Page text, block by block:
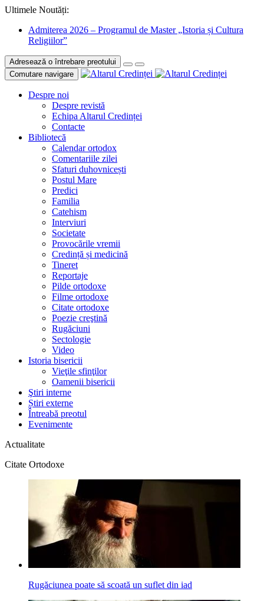
Ultimele Noutăți:
Admiterea 2026 – Programul de Master „Istoria și Cultura
Religiilor”
Adresează o întrebare preotului
Comutare navigare
Despre noi
Despre revistă
Echipa Altarul Credinței
Contacte
Bibliotecă
Calendar ortodox
Comentariile zilei
Sfaturi duhovnicești
Postul Mare
Predici
Familia
Catehism
Interviuri
Societate
Provocările vremii
Credință și medicină
Tineret
Reportaje
Pilde ortodoxe
Filme ortodoxe
Citate ortodoxe
Poezie creştină
Rugăciuni
Sectologie
Video
Istoria bisericii
Vieţile sfinţilor
Oamenii bisericii
Ştiri interne
Știri externe
Întreabă preotul
Evenimente
Actualitate
Citate Ortodoxe
Rugăciunea poate să scoată un suflet din iad